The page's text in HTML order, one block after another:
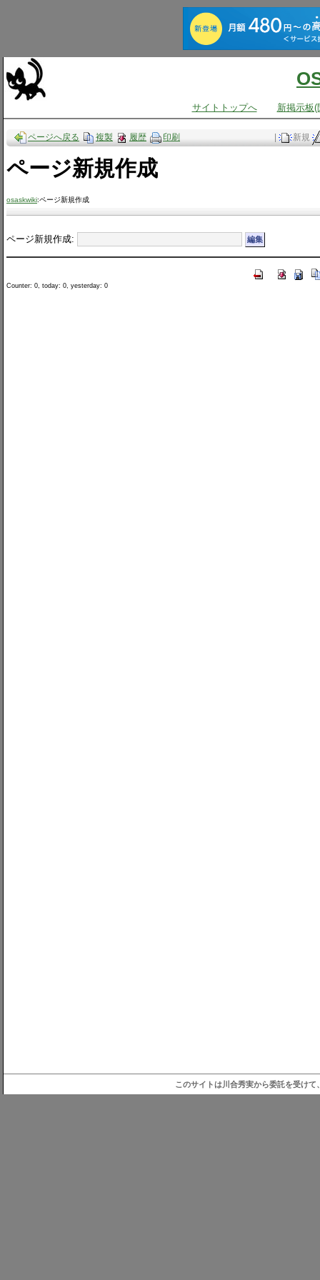
サイトトップへ 新掲示板(
| 新規
ページへ戻る 複製 履歴 印刷
ページ新規作成
osaskwiki:ページ新規作成
ページ新規作成:
Counter: 0, today: 0, yesterday: 0
このサイトは川合秀実から委託を受け